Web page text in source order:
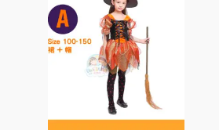
項